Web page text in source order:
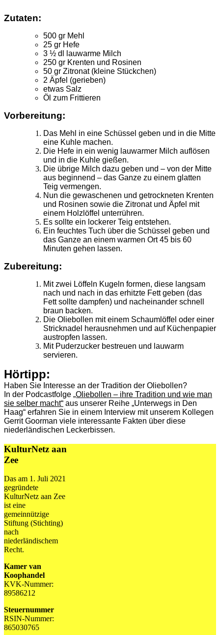
Zutaten:
500 gr Mehl
25 gr Hefe
3 ½ dl lauwarme Milch
250 gr Krenten und Rosinen
50 gr Zitronat (kleine Stückchen)
2 Äpfel (gerieben)
etwas Salz
Öl zum Frittieren
Vorbereitung:
Das Mehl in eine Schüssel geben und in die Mitte
eine Kuhle machen.
Die Hefe in ein wenig lauwarmer Milch auflösen
und in die Kuhle gießen.
Die übrige Milch dazu geben und – von der Mitte
aus beginnend – das Ganze zu einem glatten
Teig vermengen.
Nun die gewaschenen und getrockneten Krenten
und Rosinen sowie die Zitronat und Äpfel mit
einem Holzlöffel unterrühren.
Es sollte ein lockerer Teig entstehen.
Ein feuchtes Tuch über die Schüssel geben und
das Ganze an einem warmen Ort 45 bis 60
Minuten gehen lassen.
Zubereitung:
Mit zwei Löffeln Kugeln formen, diese langsam
nach und nach in das erhitzte Fett geben (das
Fett sollte dampfen) und nacheinander schnell
braun backen.
Die Oliebollen mit einem Schaumlöffel oder einer
Stricknadel herausnehmen und auf Küchenpapier
austropfen lassen.
Mit Puderzucker bestreuen und lauwarm
servieren.
Hörtipp:
Haben Sie Interesse an der Tradition der Oliebollen?
In der Podcastfolge „Oliebollen – ihre Tradition und wie man
sie selber macht“ aus unserer Reihe „Unterwegs in Den
Haag“ erfahren Sie in einem Interview mit unserem Kollegen
Gerrit Goorman viele interessante Fakten über diese
niederländischen Leckerbissen.
KulturNetz aan
Zee
Das am 1. Juli 2021
gegründete
KulturNetz aan Zee
ist eine
gemeinnützige
Stiftung (Stichting)
nach
niederländischem
Recht.
Kamer van
Koophandel
KVK-Nummer:
89586212
Steuernummer
RSIN-Nummer:
865030765